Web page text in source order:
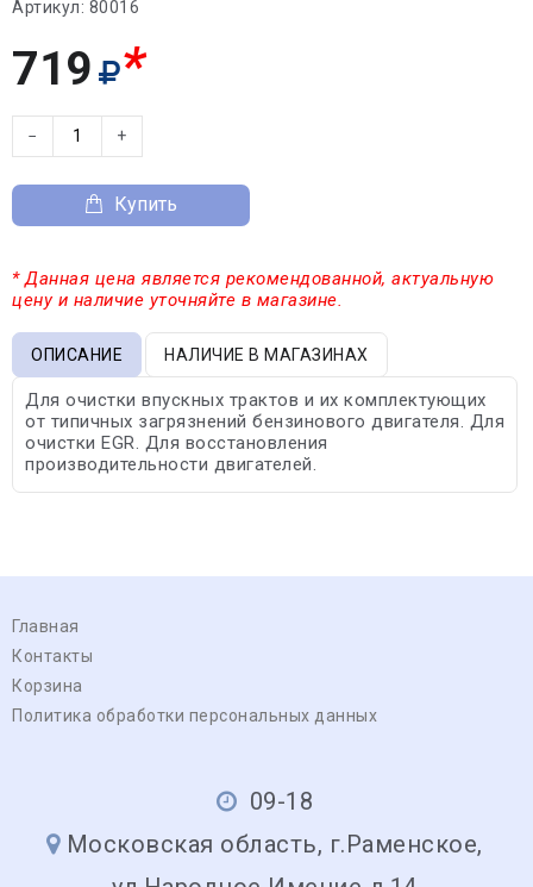
Артикул: 80016
719 *
− +
Купить
* Данная цена является рекомендованной, актуальную
цену и наличие уточняйте в магазине.
ОПИСАНИЕ НАЛИЧИЕ В МАГАЗИНАХ
Для очистки впускных трактов и их комплектующих
от типичных загрязнений бензинового двигателя. Для
очистки EGR. Для восстановления
производительности двигателей.
Главная
Контакты
Корзина
Политика обработки персональных данных
09-18
Московская область, г.Раменское,